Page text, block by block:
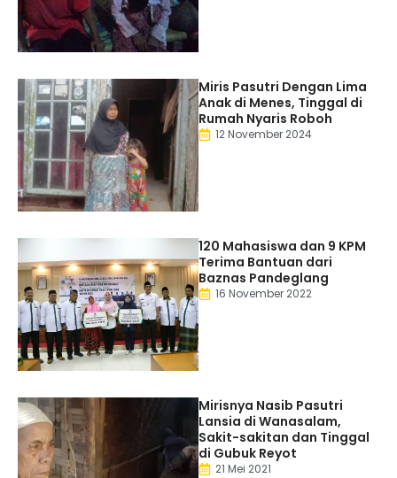
Miris Pasutri Dengan Lima
Anak di Menes, Tinggal di
Rumah Nyaris Roboh
12 November 2024
120 Mahasiswa dan 9 KPM
Terima Bantuan dari
Baznas Pandeglang
16 November 2022
Mirisnya Nasib Pasutri
Lansia di Wanasalam,
Sakit-sakitan dan Tinggal
di Gubuk Reyot
21 Mei 2021